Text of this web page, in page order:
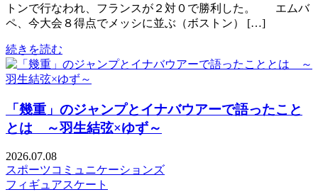
トンで行なわれ、フランスが２対０で勝利した。 エムバ
ペ、今大会８得点でメッシに並ぶ（ボストン） […]
続きを読む
「幾重」のジャンプとイナバウアーで語ったこと
とは ～羽生結弦×ゆず～
2026.07.08
スポーツコミュニケーションズ
フィギュアスケート